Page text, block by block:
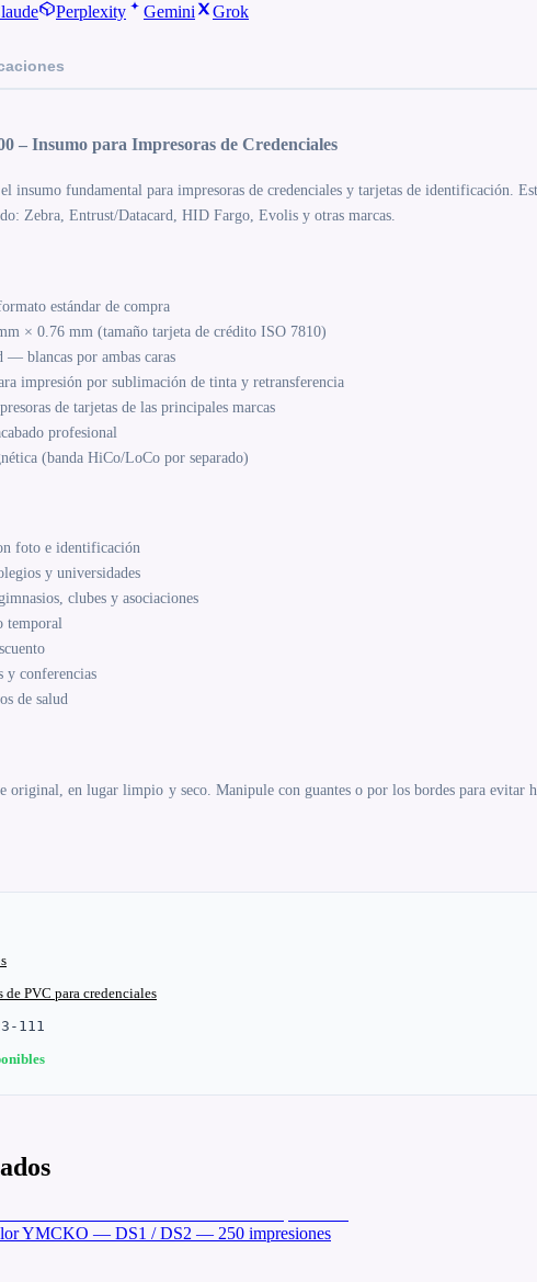
Perplexity Gemini Grok
– Insumo para Impresoras de Credenciales
insumo fundamental para impresoras de credenciales y tarjetas de identificación.
Zebra, Entrust/Datacard, HID Fargo, Evolis y otras marcas.
estándar de compra
× 0.76 mm (tamaño tarjeta de crédito ISO 7810)
blancas por ambas caras
impresión por sublimación de tinta y retransferencia
de tarjetas de las principales marcas
profesional
(banda HiCo/LoCo por separado)
foto e identificación
y universidades
clubes y asociaciones
temporal
y conferencias
de salud
original, en lugar limpio y seco. Manipule con guantes o por los bordes para
de PVC para credenciales
111
YMCKO — DS1 / DS2 — 250 impresiones